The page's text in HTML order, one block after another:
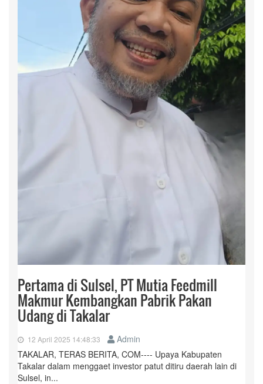
Pertama di Sulsel, PT Mutia Feedmill
Makmur Kembangkan Pabrik Pakan
Udang di Takalar
12 April 2025 14:48:33
Admin
TAKALAR, TERAS BERITA, COM---- Upaya Kabupaten
Takalar dalam menggaet investor patut ditiru daerah lain di
Sulsel, in...